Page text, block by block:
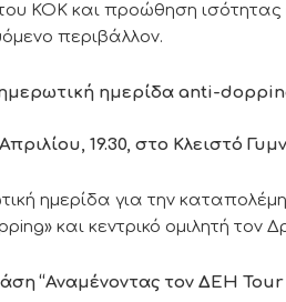
ΚΟΚ και προώθηση ισότητας
περιβάλλον.
ημερίδα anti-
19.30, στο Κλειστό
ημερίδα για την
και κεντρικό ομιλητή τον
“Αναμένοντας τον ΔΕΗ Tour